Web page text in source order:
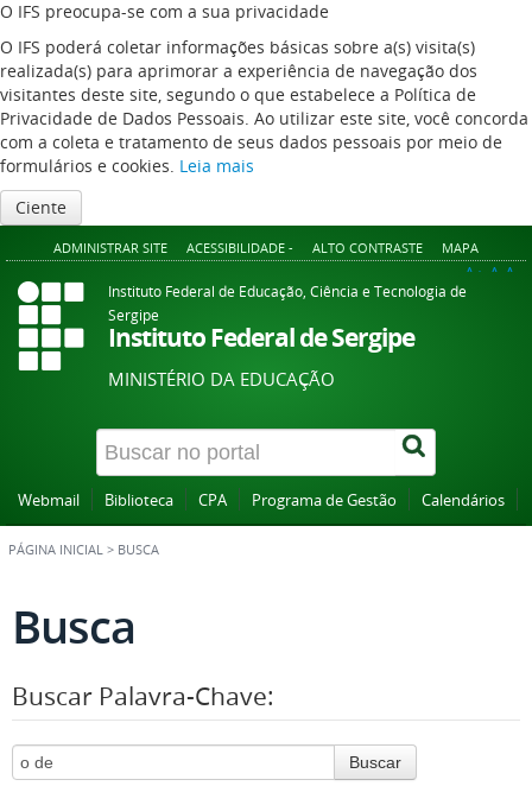
O IFS preocupa-se com a sua privacidade
O IFS poderá coletar informações básicas sobre a(s) visita(s)
realizada(s) para aprimorar a experiência de navegação dos
visitantes deste site, segundo o que estabelece a Política de
Privacidade de Dados Pessoais. Ao utilizar este site, você concorda
com a coleta e tratamento de seus dados pessoais por meio de
formulários e cookies. Leia mais
Ciente
ADMINISTRAR SITE ACESSIBILIDADE - ALTO CONTRASTE MAPA
A+ A A-
Instituto Federal de Educação, Ciência e Tecnologia de
Sergipe
Instituto Federal de Sergipe
MINISTÉRIO DA EDUCAÇÃO
Webmail Biblioteca CPA Programa de Gestão Calendários
PÁGINA INICIAL > BUSCA
Busca
Buscar Palavra-Chave:
Buscar